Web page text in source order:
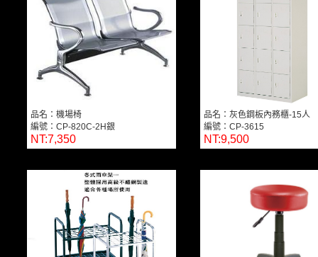
品名：機場椅
編號：CP-820C-2H銀
NT:7,350
品名：灰色鋼板內務櫃-15人
編號：CP-3615
NT:9,500